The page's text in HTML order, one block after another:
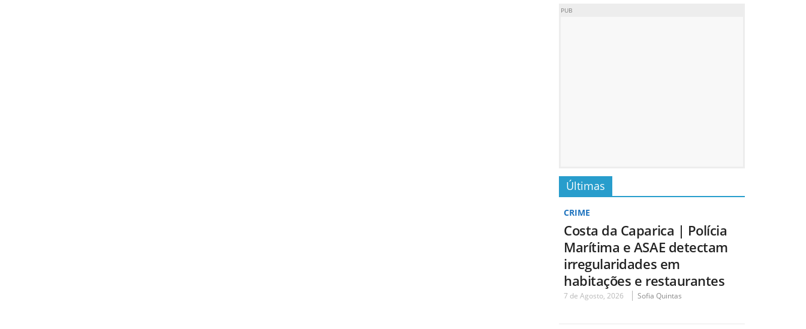
PUB
Últimas
CRIME
Costa da Caparica | Polícia
Marítima e ASAE detectam
irregularidades em
habitações e restaurantes
7 de Agosto, 2026 Sofia Quintas